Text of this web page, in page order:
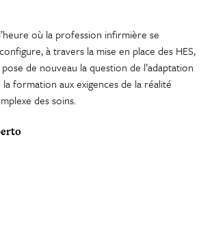
où la profession infirmière se
à travers la mise en place des HES,
de nouveau la question de l’adaptation
la formation aux exigences de la réalité
des soins.